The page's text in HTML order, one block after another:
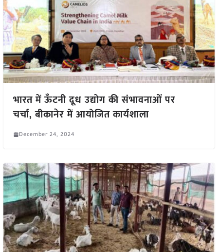
भारत में ऊँटनी दूध उद्योग की संभावनाओं पर
चर्चा, बीकानेर में आयोजित कार्यशाला
December 24, 2024